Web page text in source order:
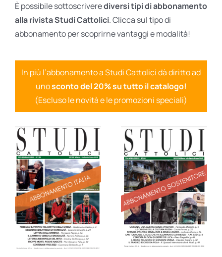
È possibile sottoscriverediversi tipi di abbonamento
alla rivista Studi Cattolici. Clicca sul tipo di
abbonamento per scoprirne vantaggi e modalità!
In più l’abbonamento a Studi Cattolici dà diritto ad
unosconto del 20% su tutto il catalogo!
(Escluso le novità e le promozioni speciali)